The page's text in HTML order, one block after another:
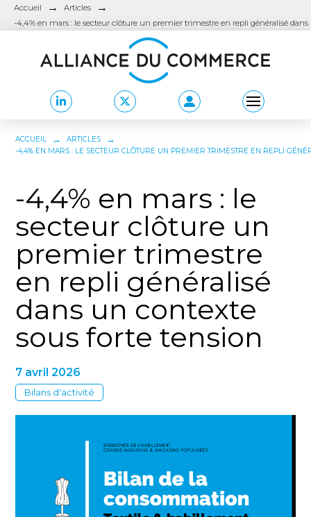
Accueil → Articles →
-4,4% en mars : le secteur clôture un premier trimestre en repli généralisé
ACCUEIL → ARTICLES →
-4,4% EN MARS : LE SECTEUR CLÔTURE UN PREMIER TRIMESTRE EN REPLI
-4,4% en mars : le
secteur clôture un
premier trimestre
en repli généralisé
dans un contexte
sous forte tension
7 avril 2026
Bilans d'activité